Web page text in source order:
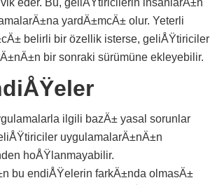
eder. Bu, geliÅŸtiricilerin insanlarÄ±n
yardÄ±mcÄ± olur. Yeterli
belirli bir özellik isterse, geliÅŸtiriciler
bir sonraki sürümüne ekleyebilir.
ilgili bazÄ± yasal sorunlar
uygulamalarÄ±nÄ±n
hoÅŸlanmayabilir.
bu endiÅŸelerin farkÄ±nda olmasÄ±